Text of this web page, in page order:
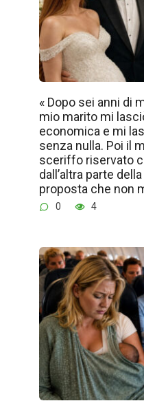
« Dopo sei anni di
mio marito mi
economica e mi
senza nulla. Poi il
sceriffo riservato
dall’altra parte
proposta che non
0 4